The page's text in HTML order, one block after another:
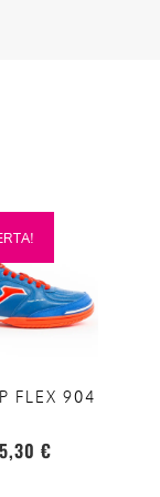
FLEX 904
€